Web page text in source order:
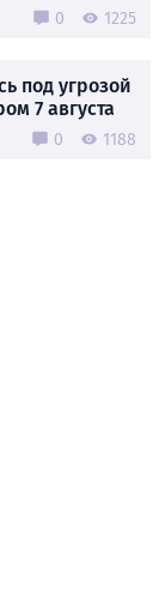
0 1225
под угрозой
7 августа
0 1188